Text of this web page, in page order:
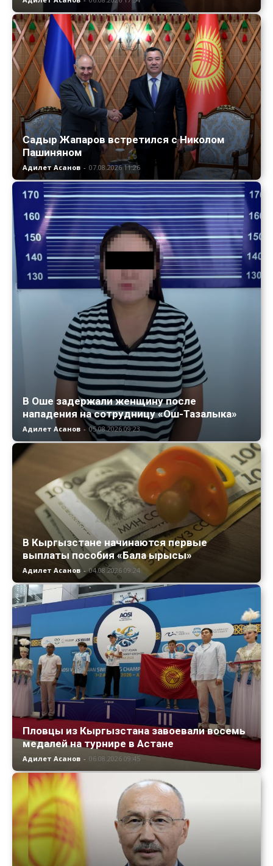
Садыр Жапаров встретился с Николом
Пашиняном
Адилет Асанов - 07.08.2026 11:26
В Оше задержали женщину после
нападения на сотрудницу «Ош-Тазалыка»
Адилет Асанов - 05.08.2026 09:23
В Кыргызстане начинаются первые
выплаты пособия «Бала ырысы»
Адилет Асанов - 04.08.2026 09:24
Пловцы из Кыргызстана завоевали восемь
медалей на турнире в Астане
Адилет Асанов - 06.08.2026 09:45